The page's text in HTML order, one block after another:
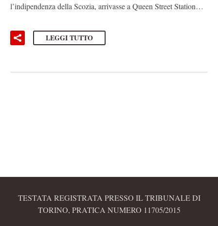
l’indipendenza della Scozia, arrivasse a Queen Street Station…
LEGGI TUTTO
TESTATA REGISTRATA PRESSO IL TRIBUNALE DI
TORINO, PRATICA NUMERO 11705/2015